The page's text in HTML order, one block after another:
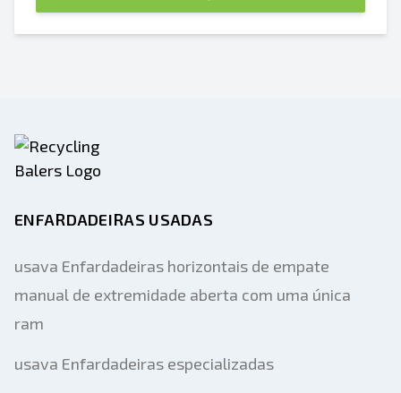
ENFARDADEIRAS USADAS
usava Enfardadeiras horizontais de empate
manual de extremidade aberta com uma única
ram
usava Enfardadeiras especializadas